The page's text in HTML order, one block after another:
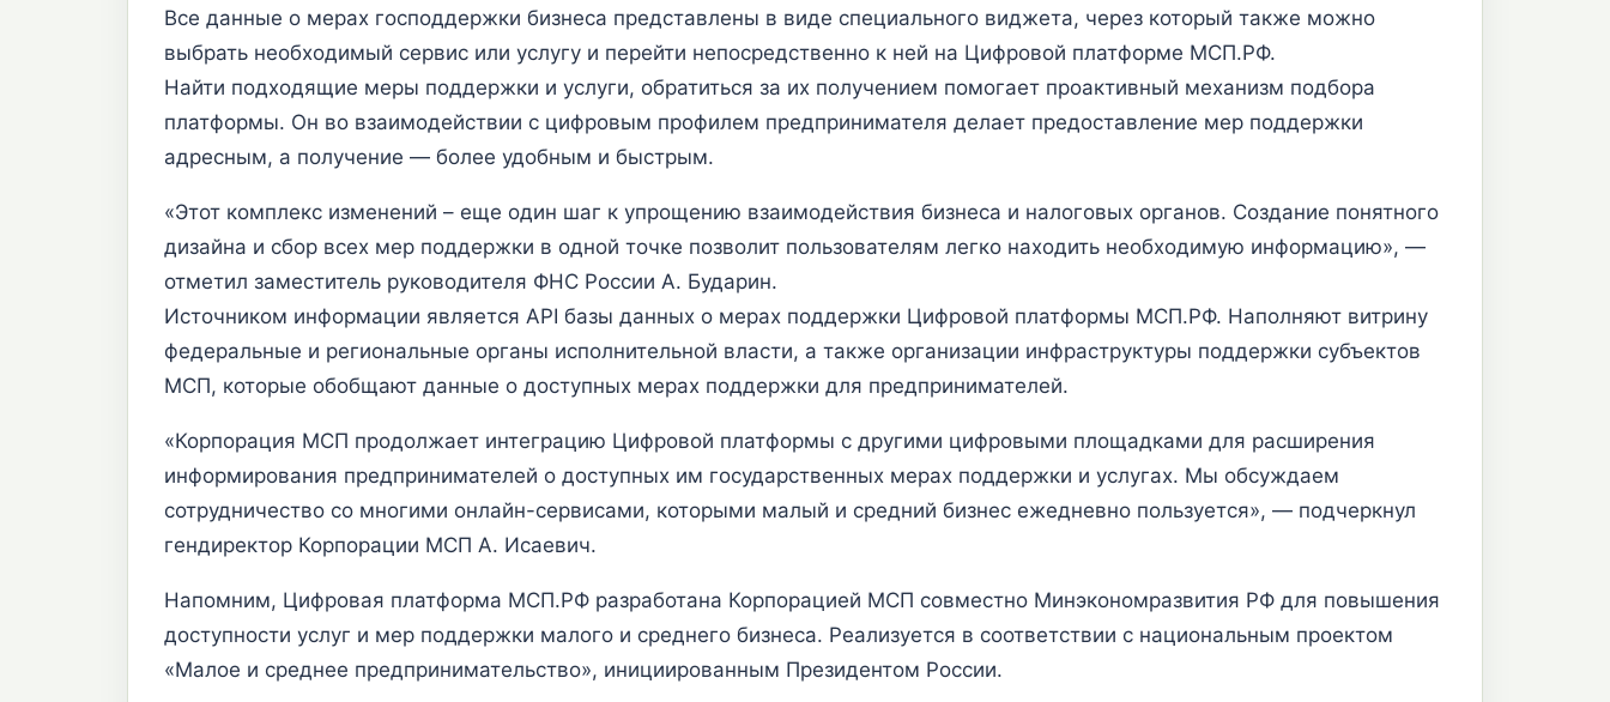
Все данные о мерах господдержки бизнеса представлены в виде специального виджета, через который также можно
выбрать необходимый сервис или услугу и перейти непосредственно к ней на Цифровой платформе МСП.РФ.
Найти подходящие меры поддержки и услуги, обратиться за их получением помогает проактивный механизм подбора
платформы. Он во взаимодействии с цифровым профилем предпринимателя делает предоставление мер поддержки
адресным, а получение — более удобным и быстрым.
«Этот комплекс изменений – еще один шаг к упрощению взаимодействия бизнеса и налоговых органов. Создание понятного
дизайна и сбор всех мер поддержки в одной точке позволит пользователям легко находить необходимую информацию», —
отметил заместитель руководителя ФНС России А. Бударин.
Источником информации является API базы данных о мерах поддержки Цифровой платформы МСП.РФ. Наполняют витрину
федеральные и региональные органы исполнительной власти, а также организации инфраструктуры поддержки субъектов
МСП, которые обобщают данные о доступных мерах поддержки для предпринимателей.
«Корпорация МСП продолжает интеграцию Цифровой платформы с другими цифровыми площадками для расширения
информирования предпринимателей о доступных им государственных мерах поддержки и услугах. Мы обсуждаем
сотрудничество со многими онлайн-сервисами, которыми малый и средний бизнес ежедневно пользуется», — подчеркнул
гендиректор Корпорации МСП А. Исаевич.
Напомним, Цифровая платформа МСП.РФ разработана Корпорацией МСП совместно Минэкономразвития РФ для повышения
доступности услуг и мер поддержки малого и среднего бизнеса. Реализуется в соответствии с национальным проектом
«Малое и среднее предпринимательство», инициированным Президентом России.